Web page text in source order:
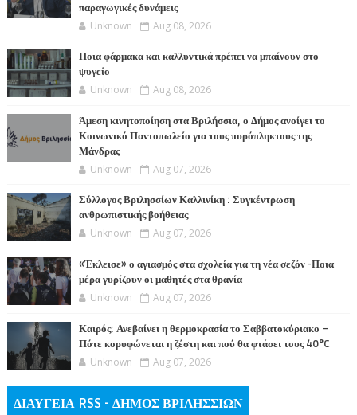
παραγωγικές δυνάμεις
Unknown Aug 08, 2026
Ποια φάρμακα και καλλυντικά πρέπει να μπαίνουν στο
ψυγείο
Unknown Aug 08, 2026
Άμεση κινητοποίηση στα Βριλήσσια, ο Δήμος ανοίγει το
Κοινωνικό Παντοπωλείο για τους πυρόπληκτους της
Μάνδρας
Unknown Aug 07, 2026
Σύλλογος Βριλησσίων Καλλινίκη : Συγκέντρωση
ανθρωπιστικής βοήθειας
Unknown Aug 07, 2026
«Έκλεισε» ο αγιασμός στα σχολεία για τη νέα σεζόν -Ποια
μέρα γυρίζουν οι μαθητές στα θρανία
Unknown Aug 07, 2026
Καιρός: Ανεβαίνει η θερμοκρασία το Σαββατοκύριακο –
Πότε κορυφώνεται η ζέστη και πού θα φτάσει τους 40°C
Unknown Aug 07, 2026
ΔΙΑΥΓΕΙΑ RSS - ΔΗΜΟΣ ΒΡΙΛΗΣΣΙΩΝ